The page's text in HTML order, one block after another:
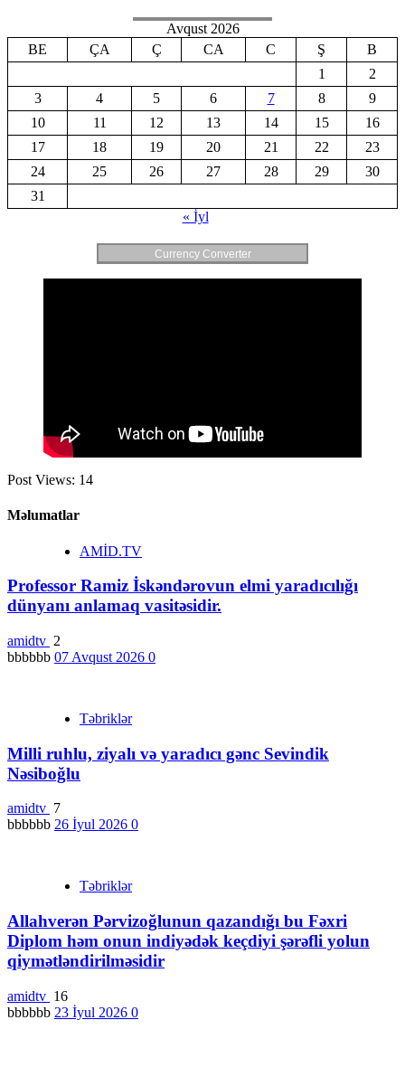
Avqust 2026
BE
ÇA Ç CA C Ş
B
1
2
3
4 5 6 7 8
9
10
11 12 13 14 15
16
17
18 19 20 21 22
23
24
25 26 27 28 29
30
31
« İyl
Currency Converter
Post Views: 14
Məlumatlar
AMİD.TV
Professor Ramiz İskəndərovun elmi yaradıcılığı
dünyanı anlamaq vasitəsidir.
amidtv 2
bbbbbb 07 Avqust 2026 0
Təbriklər
Milli ruhlu, ziyalı və yaradıcı gənc Sevindik
Nəsiboğlu
amidtv 7
bbbbbb 26 İyul 2026 0
Təbriklər
Allahverən Pərvizoğlunun qazandığı bu Fəxri
Diplom həm onun indiyədək keçdiyi şərəfli yolun
qiymətləndirilməsidir
amidtv 16
bbbbbb 23 İyul 2026 0